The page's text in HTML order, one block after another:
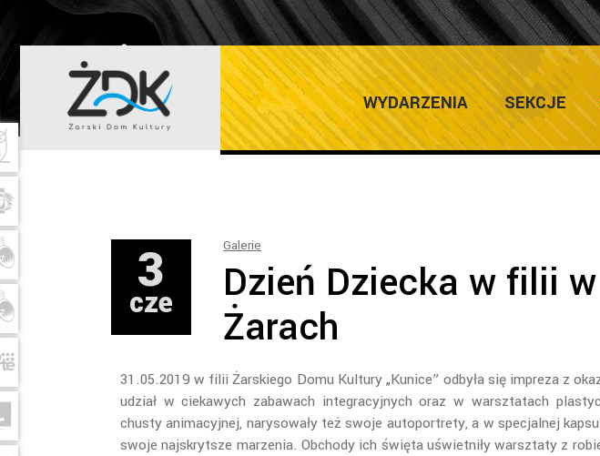
WYDARZENIA SEKCJE
ŻARSKI DOM KULTURY
3
cze
Galerie
Dzień Dziecka w filii
Żarach
31.05.2019 w filii Żarskiego Domu Kultury „Kunice” odbyła się impreza z
udział w ciekawych zabawach integracyjnych oraz w warsztatach
chusty animacyjnej, narysowały też swoje autoportrety, a w specjalnej
swoje najskrytsze marzenia. Obchody ich święta uświetniły warsztaty z